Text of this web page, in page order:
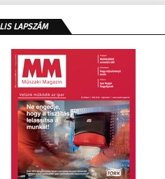
LAPSZÁM